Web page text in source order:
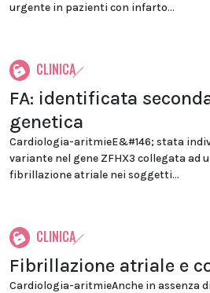
urgente in pazienti con infarto...
CLINICA
FA: identificata
genetica
Cardiologia-aritmieE&#146; stata
variante nel gene ZFHX3 collegata ad
fibrillazione atriale nei soggetti...
CLINICA
Fibrillazione atriale e
Cardiologia-aritmieAnche in assenza